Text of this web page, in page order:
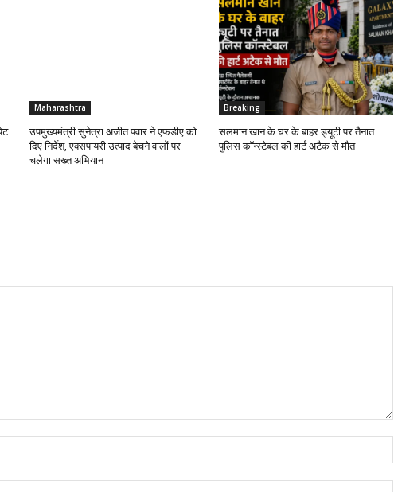
Maharashtra
उपमुख्यमंत्री सुनेत्रा अजीत पवार ने एफडीए को
दिए निर्देश, एक्सपायरी उत्पाद बेचने वालों पर
चलेगा सख्त अभियान
Breaking
सलमान खान के घर के बाहर ड्यूटी पर तैनात
पुलिस कॉन्स्टेबल की हार्ट अटैक से मौत